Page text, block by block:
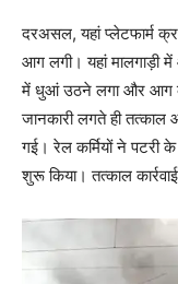
दरअसल, यहां प्लेटफार्म
आग लगी। यहां मालगाड़ी
में धुआं उठने लगा और आग
जानकारी लगते ही
गई। रेल कर्मियों ने पटरी
शुरू किया। तत्काल